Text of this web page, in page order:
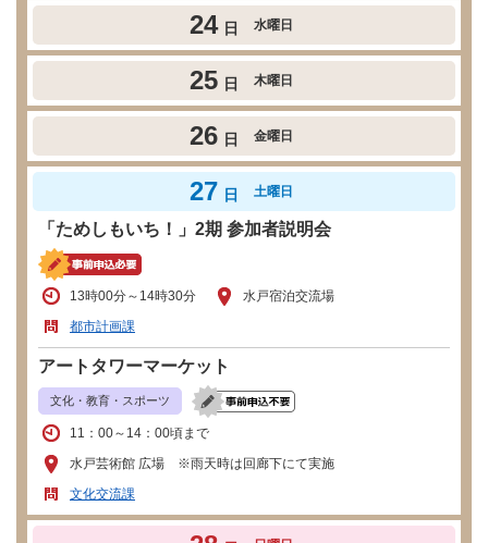
24 日 水曜日
25 日 木曜日
26 日 金曜日
27 日 土曜日
「ためしもいち！」2期 参加者説明会
13時00分～14時30分
水戸宿泊交流場
都市計画課
アートタワーマーケット
文化・教育・スポーツ
11：00～14：00頃まで
水戸芸術館 広場 ※雨天時は回廊下にて実施
文化交流課